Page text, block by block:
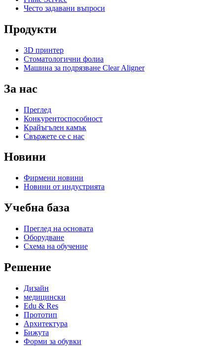
Често задавани въпроси
Продукти
3D принтер
Стоматологични фолиа
Машина за подрязване Clear Aligner
За нас
Преглед
Конкурентоспособност
Крайъгълен камък
Свържете се с нас
Новини
Фирмени новини
Новини от индустрията
Учебна база
Преглед на основата
Оборудване
Схема на обучение
Решение
Дизайн
медицински
Edu & Res
Прототип
Архитектура
Бижута
Форми за обувки